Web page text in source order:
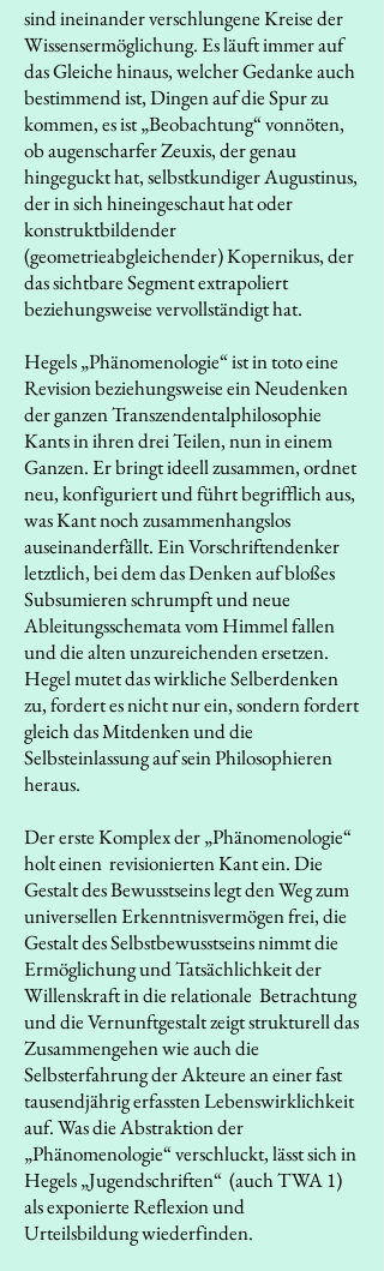
sind ineinander verschlungene Kreise der
Wissensermöglichung. Es läuft immer auf
das Gleiche hinaus, welcher Gedanke auch
bestimmend ist, Dingen auf die Spur zu
kommen, es ist „Beobachtung“ vonnöten,
ob augenscharfer Zeuxis, der genau
hingeguckt hat, selbstkundiger Augustinus,
der in sich hineingeschaut hat oder
konstruktbildender
(geometrieabgleichender) Kopernikus, der
das sichtbare Segment extrapoliert
beziehungsweise vervollständigt hat.
Hegels „Phänomenologie“ ist in toto eine
Revision beziehungsweise ein Neudenken
der ganzen Transzendentalphilosophie
Kants in ihren drei Teilen, nun in einem
Ganzen. Er bringt ideell zusammen, ordnet
neu, konfiguriert und führt begrifflich aus,
was Kant noch zusammenhangslos
auseinanderfällt. Ein Vorschriftendenker
letztlich, bei dem das Denken auf bloßes
Subsumieren schrumpft und neue
Ableitungsschemata vom Himmel fallen
und die alten unzureichenden ersetzen.
Hegel mutet das wirkliche Selberdenken
zu, fordert es nicht nur ein, sondern fordert
gleich das Mitdenken und die
Selbsteinlassung auf sein Philosophieren
heraus.
Der erste Komplex der „Phänomenologie“
holt einen revisionierten Kant ein. Die
Gestalt des Bewusstseins legt den Weg zum
universellen Erkenntnisvermögen frei, die
Gestalt des Selbstbewusstseins nimmt die
Ermöglichung und Tatsächlichkeit der
Willenskraft in die relationale Betrachtung
und die Vernunftgestalt zeigt strukturell das
Zusammengehen wie auch die
Selbsterfahrung der Akteure an einer fast
tausendjährig erfassten Lebenswirklichkeit
auf. Was die Abstraktion der
„Phänomenologie“ verschluckt, lässt sich in
Hegels „Jugendschriften“ (auch TWA 1)
als exponierte Reflexion und
Urteilsbildung wiederfinden.